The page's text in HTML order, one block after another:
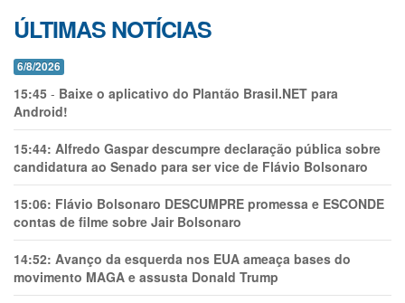
ÚLTIMAS NOTÍCIAS
6/8/2026
15:45 - Baixe o aplicativo do Plantão Brasil.NET para
Android!
15:44: Alfredo Gaspar descumpre declaração pública sobre
candidatura ao Senado para ser vice de Flávio Bolsonaro
15:06: Flávio Bolsonaro DESCUMPRE promessa e ESCONDE
contas de filme sobre Jair Bolsonaro
14:52: Avanço da esquerda nos EUA ameaça bases do
movimento MAGA e assusta Donald Trump